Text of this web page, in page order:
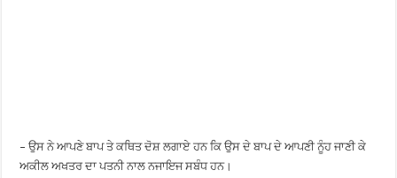
– ਉਸ ਨੇ ਆਪਣੇ ਬਾਪ ਤੇ ਕਥਿਤ ਦੋਸ਼ ਲਗਾਏ ਹਨ ਕਿ ਉਸ ਦੇ ਬਾਪ ਦੇ ਆਪਣੀ ਨੂੰਹ ਜਾਣੀ ਕੇ
ਅਕੀਲ ਅਖਤਰ ਦਾ ਪਤਨੀ ਨਾਲ ਨਜਾਇਜ ਸਬੰਧ ਹਨ।